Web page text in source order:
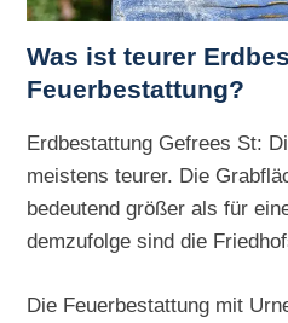
Was ist teurer
Feuerbestattung?
Erdbestattung Gefrees St:
meistens teurer. Die
bedeutend größer als für
demzufolge sind die
Die Feuerbestattung mit